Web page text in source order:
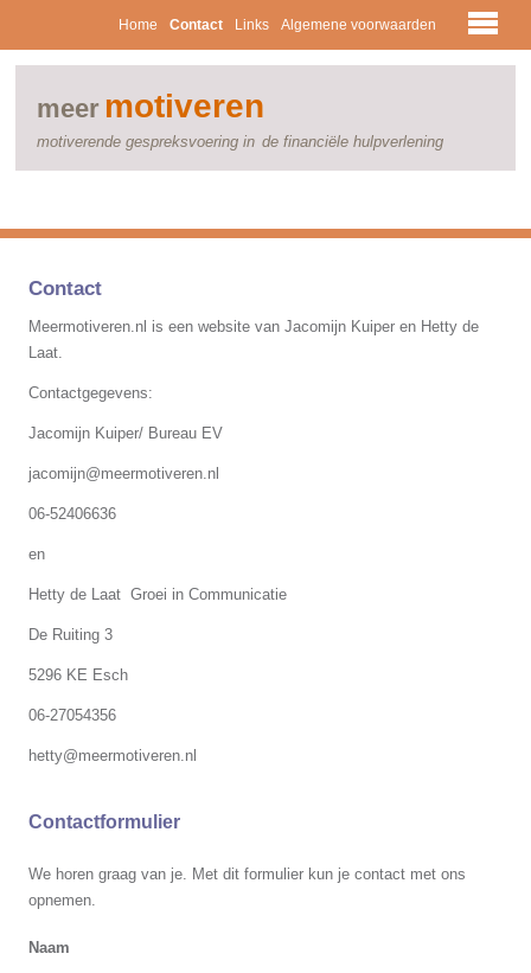
Home Contact Links Algemene voorwaarden
meer motiveren
motiverende gespreksvoering in de financiële hulpverlening
Contact
Meermotiveren.nl is een website van Jacomijn Kuiper en Hetty de
Laat.
Contactgegevens:
Jacomijn Kuiper/ Bureau EV
jacomijn@meermotiveren.nl
06-52406636
en
Hetty de Laat Groei in Communicatie
De Ruiting 3
5296 KE Esch
06-27054356
hetty@meermotiveren.nl
Contactformulier
We horen graag van je. Met dit formulier kun je contact met ons
opnemen.
Naam